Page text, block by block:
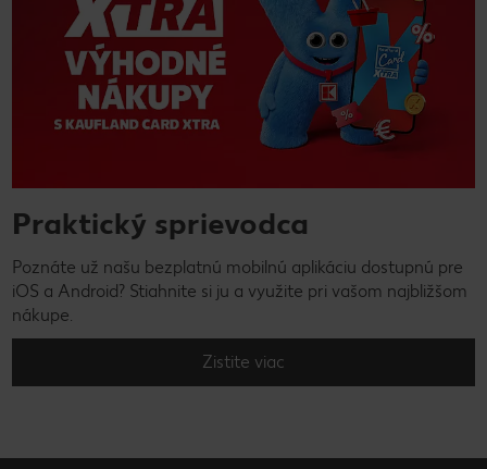
Praktický sprievodca
Poznáte už našu bezplatnú mobilnú aplikáciu dostupnú pre
iOS a Android? Stiahnite si ju a využite pri vašom najbližšom
nákupe.
Zistite viac